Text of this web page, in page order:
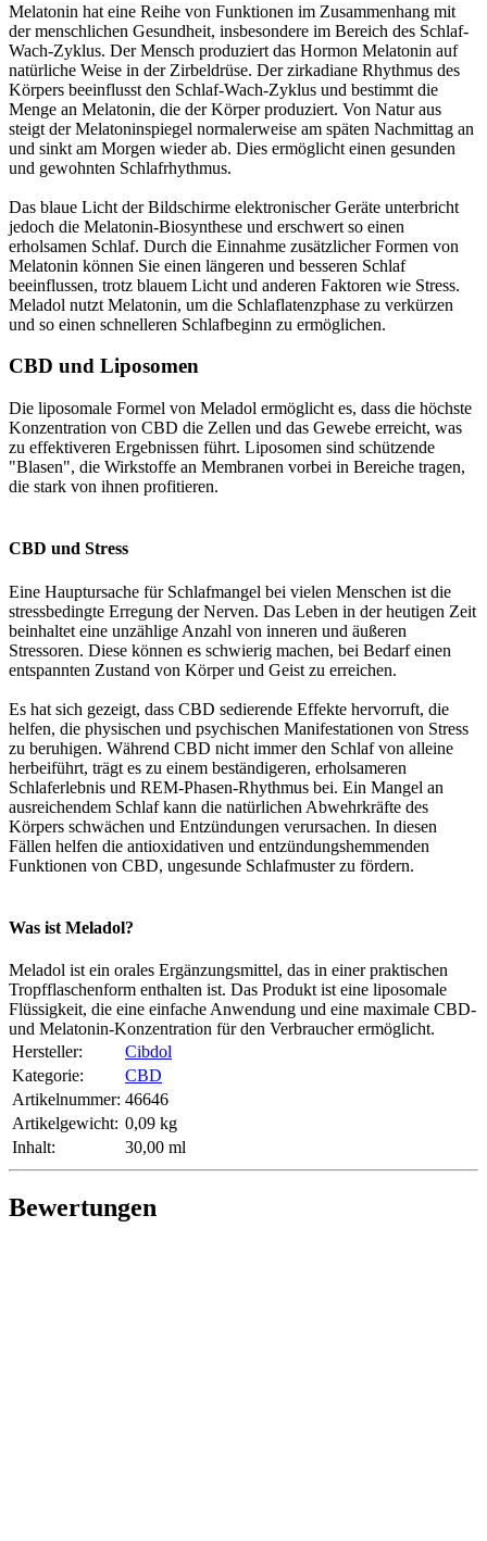
Melatonin hat eine Reihe von Funktionen im Zusammenhang mit
der menschlichen Gesundheit, insbesondere im Bereich des Schlaf-
Wach-Zyklus. Der Mensch produziert das Hormon Melatonin auf
natürliche Weise in der Zirbeldrüse. Der zirkadiane Rhythmus des
Körpers beeinflusst den Schlaf-Wach-Zyklus und bestimmt die
Menge an Melatonin, die der Körper produziert. Von Natur aus
steigt der Melatoninspiegel normalerweise am späten Nachmittag an
und sinkt am Morgen wieder ab. Dies ermöglicht einen gesunden
und gewohnten Schlafrhythmus.
Das blaue Licht der Bildschirme elektronischer Geräte unterbricht
jedoch die Melatonin-Biosynthese und erschwert so einen
erholsamen Schlaf. Durch die Einnahme zusätzlicher Formen von
Melatonin können Sie einen längeren und besseren Schlaf
beeinflussen, trotz blauem Licht und anderen Faktoren wie Stress.
Meladol nutzt Melatonin, um die Schlaflatenzphase zu verkürzen
und so einen schnelleren Schlafbeginn zu ermöglichen.
CBD und Liposomen
Die liposomale Formel von Meladol ermöglicht es, dass die höchste
Konzentration von CBD die Zellen und das Gewebe erreicht, was
zu effektiveren Ergebnissen führt. Liposomen sind schützende
"Blasen", die Wirkstoffe an Membranen vorbei in Bereiche tragen,
die stark von ihnen profitieren.
CBD und Stress
Eine Hauptursache für Schlafmangel bei vielen Menschen ist die
stressbedingte Erregung der Nerven. Das Leben in der heutigen Zeit
beinhaltet eine unzählige Anzahl von inneren und äußeren
Stressoren. Diese können es schwierig machen, bei Bedarf einen
entspannten Zustand von Körper und Geist zu erreichen.
Es hat sich gezeigt, dass CBD sedierende Effekte hervorruft, die
helfen, die physischen und psychischen Manifestationen von Stress
zu beruhigen. Während CBD nicht immer den Schlaf von alleine
herbeiführt, trägt es zu einem beständigeren, erholsameren
Schlaferlebnis und REM-Phasen-Rhythmus bei. Ein Mangel an
ausreichendem Schlaf kann die natürlichen Abwehrkräfte des
Körpers schwächen und Entzündungen verursachen. In diesen
Fällen helfen die antioxidativen und entzündungshemmenden
Funktionen von CBD, ungesunde Schlafmuster zu fördern.
Was ist Meladol?
Meladol ist ein orales Ergänzungsmittel, das in einer praktischen
Tropfflaschenform enthalten ist. Das Produkt ist eine liposomale
Flüssigkeit, die eine einfache Anwendung und eine maximale CBD-
und Melatonin-Konzentration für den Verbraucher ermöglicht.
Hersteller:
Cibdol
Kategorie:
CBD
Artikelnummer: 46646
Artikelgewicht‍: 0,09 kg
Inhalt‍:
30,00 ml
Bewertungen